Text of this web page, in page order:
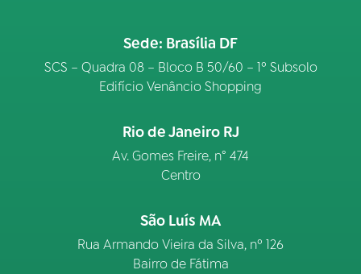
Sede: Brasília DF
SCS – Quadra 08 – Bloco B 50/60 – 1º Subsolo
Edifício Venâncio Shopping
Rio de Janeiro RJ
Av. Gomes Freire, n° 474
Centro
São Luís MA
Rua Armando Vieira da Silva, nº 126
Bairro de Fátima